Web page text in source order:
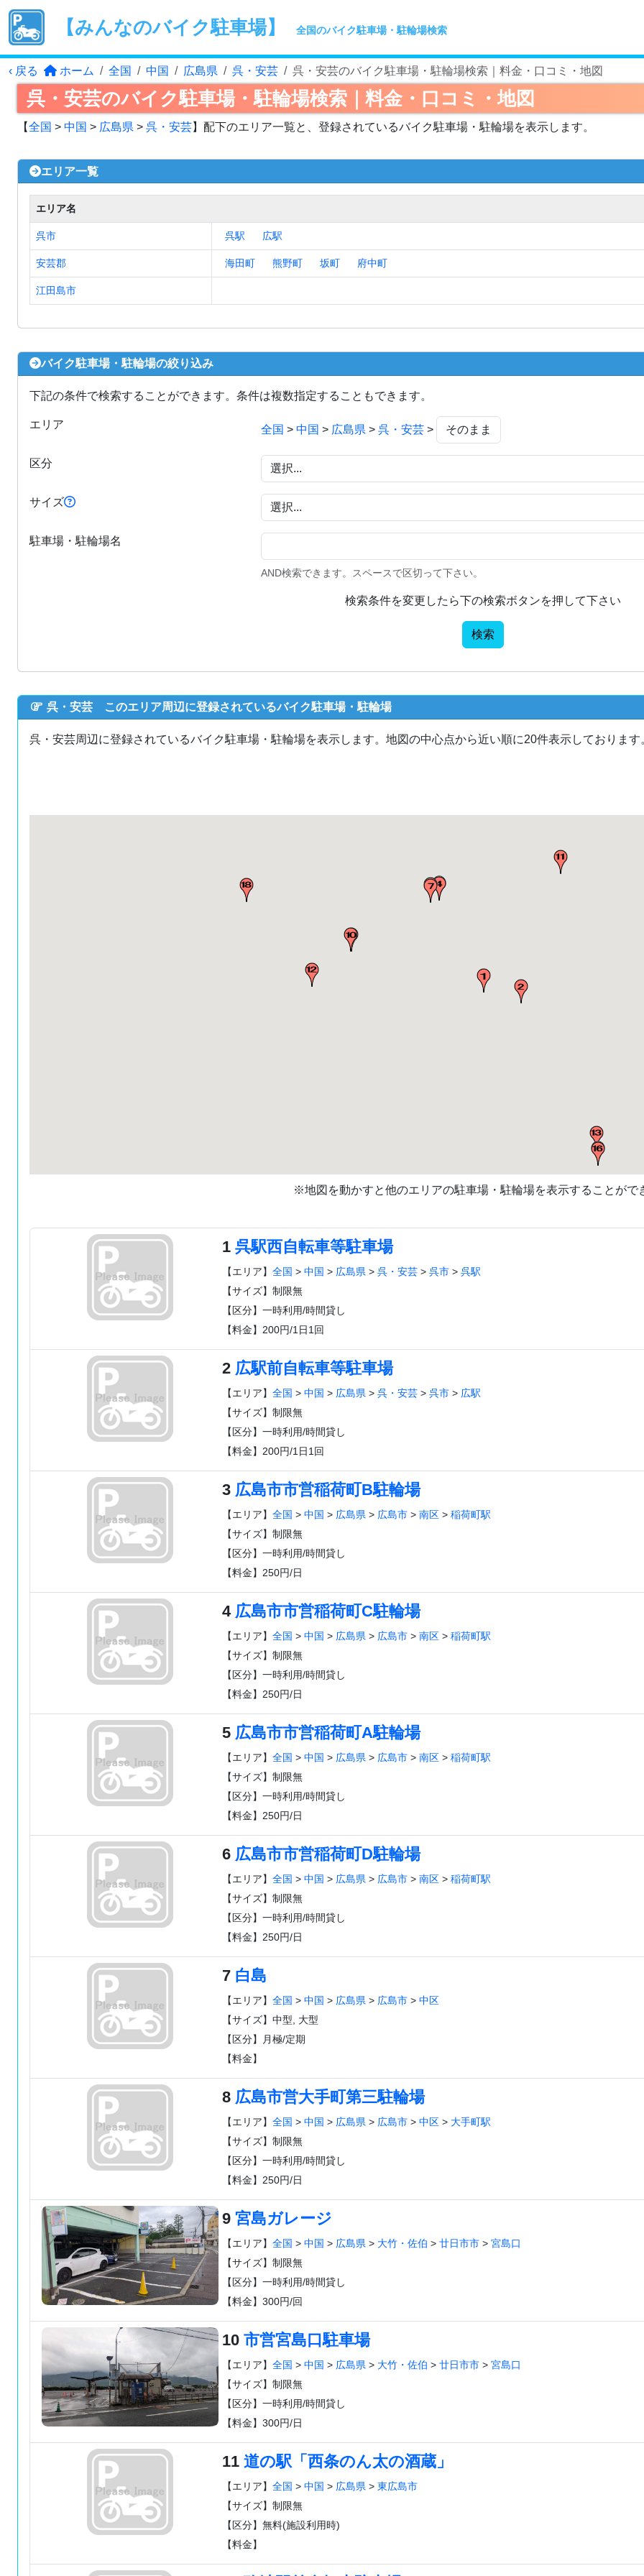
【みんなのバイク駐車場】 全国のバイク駐車場・駐輪場検索
‹ 戻る ホーム 全国 中国 広島県 呉・安芸 呉・安芸のバイク駐車場・駐輪場検索｜料金・口コミ・地図
呉・安芸のバイク駐車場・駐輪場検索｜料金・口コミ・地図
【全国 > 中国 > 広島県 > 呉・安芸】配下のエリア一覧と、登録されているバイク駐車場・駐輪場を表示します。
エリア一覧
エリア名
呉市 呉駅 広駅
安芸郡 海田町 熊野町 坂町 府中町
江田島市
バイク駐車場・駐輪場の絞り込み
下記の条件で検索することができます。条件は複数指定することもできます。
エリア 全国 > 中国 > 広島県 > 呉・安芸>
区分
サイズ
駐車場・駐輪場名
AND検索できます。スペースで区切って下さい。
検索条件を変更したら下の検索ボタンを押して下さい
検索
呉・安芸 このエリア周辺に登録されているバイク駐車場・駐輪場
呉・安芸周辺に登録されているバイク駐車場・駐輪場を表示します。地図の中心点から近い順に20件表示しております
※地図を動かすと他のエリアの駐車場・駐輪場を表示することがで
1 呉駅西自転車等駐車場
【エリア】 全国 > 中国 > 広島県 > 呉・安芸> 呉市> 呉駅
【サイズ】制限無
【区分】一時利用/時間貸し
【料金】200円/1日1回
2 広駅前自転車等駐車場
【エリア】 全国 > 中国 > 広島県 > 呉・安芸> 呉市> 広駅
【サイズ】制限無
【区分】一時利用/時間貸し
【料金】200円/1日1回
3 広島市市営稲荷町B駐輪場
【エリア】 全国 > 中国 > 広島県 > 広島市> 南区> 稲荷町駅
【サイズ】制限無
【区分】一時利用/時間貸し
【料金】250円/日
4 広島市市営稲荷町C駐輪場
【エリア】 全国 > 中国 > 広島県 > 広島市> 南区> 稲荷町駅
【サイズ】制限無
【区分】一時利用/時間貸し
【料金】250円/日
5 広島市市営稲荷町A駐輪場
【エリア】 全国 > 中国 > 広島県 > 広島市> 南区> 稲荷町駅
【サイズ】制限無
【区分】一時利用/時間貸し
【料金】250円/日
6 広島市市営稲荷町D駐輪場
【エリア】 全国 > 中国 > 広島県 > 広島市> 南区> 稲荷町駅
【サイズ】制限無
【区分】一時利用/時間貸し
【料金】250円/日
7 白島
【エリア】 全国 > 中国 > 広島県 > 広島市> 中区
【サイズ】中型, 大型
【区分】月極/定期
【料金】
8 広島市営大手町第三駐輪場
【エリア】 全国 > 中国 > 広島県 > 広島市> 中区> 大手町駅
【サイズ】制限無
【区分】一時利用/時間貸し
【料金】250円/日
9 宮島ガレージ
【エリア】 全国 > 中国 > 広島県 > 大竹・佐伯 > 廿日市市> 宮島口
【サイズ】制限無
【区分】一時利用/時間貸し
【料金】300円/回
10 市営宮島口駐車場
【エリア】 全国 > 中国 > 広島県 > 大竹・佐伯 > 廿日市市> 宮島口
【サイズ】制限無
【区分】一時利用/時間貸し
【料金】300円/日
11 道の駅「西条のん太の酒蔵」
【エリア】 全国 > 中国 > 広島県 > 東広島市
【サイズ】制限無
【区分】無料(施設利用時)
【料金】